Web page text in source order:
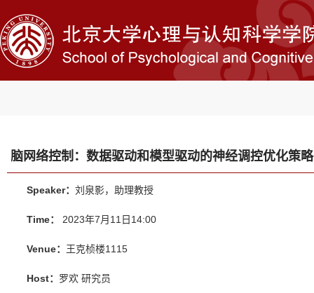
脑网络控制：数据驱动和模型驱动的神经调控优化策略
Speaker： 刘泉影，助理教授
Time： 2023年7月11日14:00
Venue： 王克桢楼1115
Host： 罗欢 研究员